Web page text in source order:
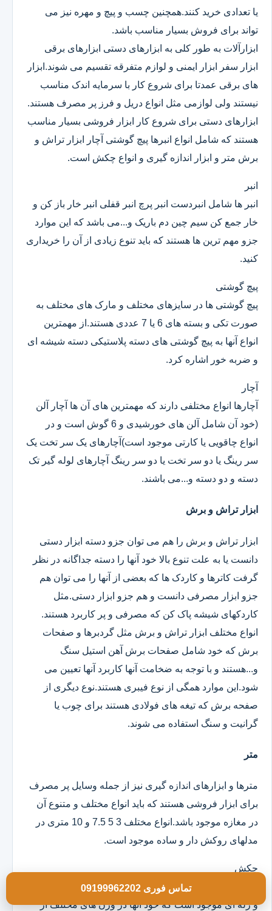
یا تعدادی خرید کنند.همچنین چسب و پیچ و مهره نیز می
تواند برای فروش بسیار مناسب باشد.
ابزارآلات به طور کلی به ابزارهای دستی ابزارهای برقی
ابزار سفر ابزار ایمنی و لوازم متفرقه تقسیم می شوند.ابزار
های برقی عمدتا برای شروع کار با سرمایه اندک مناسب
نیستند ولی لوازمی مثل انواع دریل و فرز پر مصرف هستند.
ابزارهای دستی برای شروع کار ابزار فروشی بسیار مناسب
هستند که شامل انواع انبرها پیچ گوشتی آچار ابزار تراش و
برش متر و ابزار اندازه گیری و انواع چکش است.
انبر
انبر ها شامل انبردست انبر پرچ انبر قفلی انبر خار باز کن و
خار جمع کن سیم چین دم باریک و...می باشد که این موارد
جزو مهم ترین ها هستند که باید تنوع زیادی از آن را خریداری
کنید.
پیچ گوشتی
پیچ گوشتی ها در سایزهای مختلف و مارک های مختلف به
صورت تکی و بسته های 6 یا 7 عددی هستند.از مهمترین
انواع آنها به پیچ گوشتی های دسته پلاستیکی دسته شیشه ای
و ضربه خور اشاره کرد.
آچار
آچارها انواع مختلفی دارند که مهمترین های آن ها آچار آلن
(خود آن شامل آلن های خورشیدی و 6 گوش است و در
انواع چاقویی یا کارتی موجود است)آچارهای یک سر تخت یک
سر رینگ یا دو سر تخت یا دو سر رینگ آچارهای لوله گیر تک
دسته و دو دسته و...می باشند.
ابزار تراش و برش
ابزار تراش و برش را هم می توان جزو دسته ابزار دستی
دانست یا به علت تنوع بالا خود آنها را دسته جداگانه در نظر
گرفت کاترها و کاردک ها که بعضی از آنها را می توان هم
جزو ابزار مصرفی دانست و هم جزو ابزار دستی.مثل
کاردکهای شیشه پاک کن که مصرفی و پر کاربرد هستند.
انواع مختلف ابزار تراش و برش مثل گردبرها و صفحات
برش که خود شامل صفحات برش آهن استیل سنگ
و...هستند و با توجه به ضخامت آنها کاربرد آنها تعیین می
شود.این موارد همگی از نوع فیبری هستند.نوع دیگری از
صفحه برش که تیغه های فولادی هستند برای چوب یا
گرانیت و سنگ استفاده می شوند.
متر
مترها و ابزارهای اندازه گیری نیز از جمله وسایل پر مصرف
برای ابزار فروشی هستند که باید انواع مختلف و متنوع آن
در مغازه موجود باشد.انواع مختلف 3 5 7.5 و 10 متری در
مدلهای روکش دار و ساده موجود است.
چکش
انواع چکش در مدلهای تمام فلزی دسته چوبی تمام لاستیکی
و ژله ای موجود است که خود آنها در وزن های مختلف از
تماس فوری 09199962202